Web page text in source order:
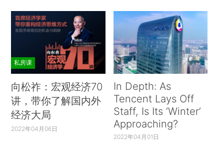
私房课
向松祚：宏观经济70
讲，带你了解国内外
经济大局
2022年04月06日
In Depth: As
Tencent Lays Off
Staff, Is Its ‘Winter’
Approaching?
2022年04月01日